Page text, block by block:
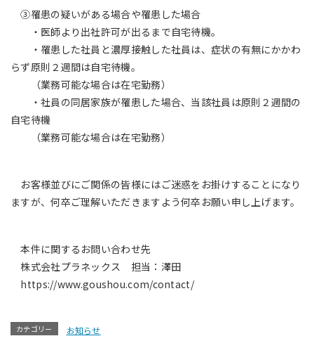
③罹患の疑いがある場合や罹患した場合
・医師より出社許可が出るまで自宅待機。
・罹患した社員と濃厚接触した社員は、症状の有無にかかわ
らず原則２週間は自宅待機。
（業務可能な場合は在宅勤務）
・社員の同居家族が罹患した場合、当該社員は原則２週間の
自宅待機
（業務可能な場合は在宅勤務）
お客様並びにご関係の皆様にはご迷惑をお掛けすることになり
ますが、何卒ご理解いただきますよう何卒お願い申し上げます。
本件に関するお問い合わせ先
株式会社プラネックス 担当：澤田
https://www.goushou.com/contact/
カテゴリー お知らせ